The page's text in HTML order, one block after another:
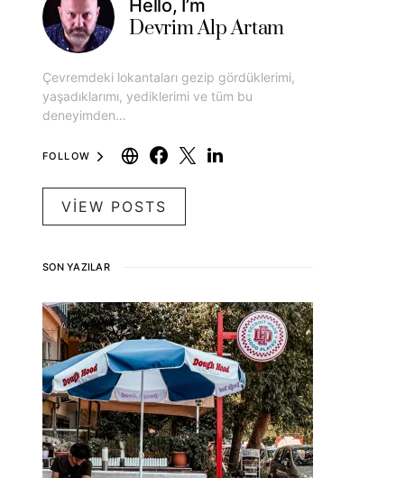
Hello, I’m
Devrim Alp Artam
Çevremdeki lokantaları gezip gördüklerimi,
yaşadıklarımı, yediklerimi ve tüm bu
deneyimden…
FOLLOW
VIEW POSTS
SON YAZILAR